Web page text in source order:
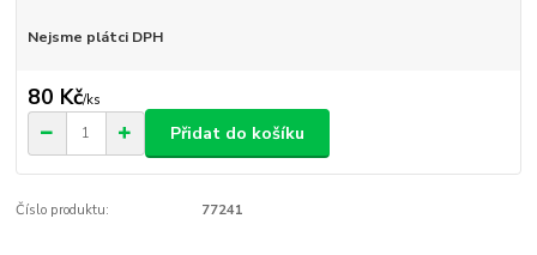
Nejsme plátci DPH
80 Kč/ks
Přidat do košíku
Číslo produktu: 77241